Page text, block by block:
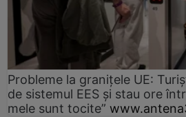
Probleme la granițele UE:
de sistemul EES și stau ore
mele sunt tocite”